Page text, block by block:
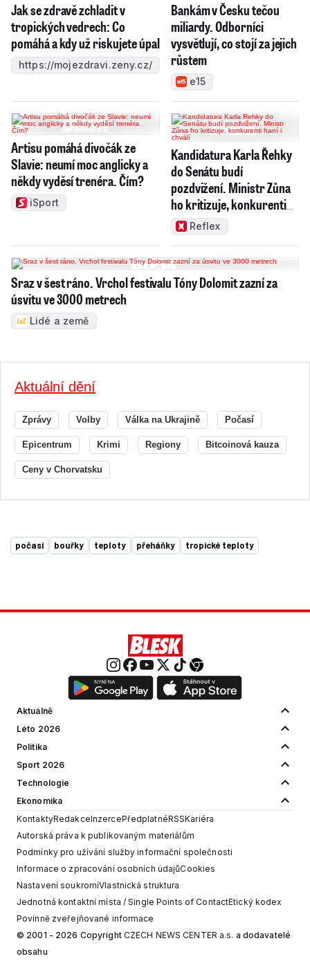
Jak se zdravě zchladit v
tropických vedrech: Co
pomáhá a kdy už riskujete úpal
https://mojezdravi.zeny.cz/
Bankám v Česku tečou
miliardy. Odborníci
vysvětlují, co stojí za jejich
růstem
e15
Artisu pomáhá divočák ze
Slavie: neumí moc anglicky a
někdy vyděsí trenéra. Čím?
iSport
Kandidatura Karla Řehky
do Senátu budí
pozdvižení. Ministr Zůna
ho kritizuje, konkurenti
haní i chválí
Reflex
Sraz v šest ráno. Vrchol festivalu Tóny Dolomit zazní za
úsvitu ve 3000 metrech
Lidé a země
Aktuální dění
Zprávy Volby Válka na Ukrajině Počasí
Epicentrum Krimi Regiony Bitcoinová kauza
Ceny v Chorvatsku
počasí bouřky teploty přeháňky tropické teploty
Aktuálně
Léto 2026
Politika
Sport 2026
Technologie
Ekonomika
KontaktyRedakceInzercePředplatnéRSSKariéra
Autorská práva k publikovaným materiálům
Podmínky pro užívání služby informační společnosti
Informace o zpracování osobních údajůCookies
Nastavení soukromíVlastnická struktura
Jednotná kontaktní místa / Single Points of ContactEtický kodex
Povinně zveřejňované informace
© 2001 - 2026 Copyright CZECH NEWS CENTER a.s. a dodavatelé
obsahu